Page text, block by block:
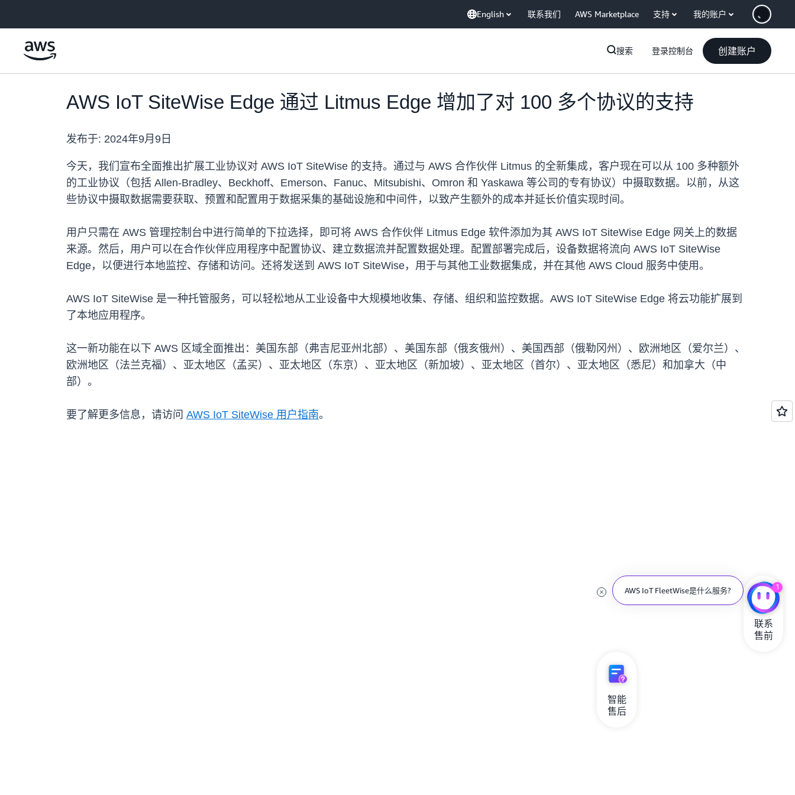
English 联系我们 AWS Marketplace 支持 我的账户
搜索 登录控制台 创建账户
AWS IoT SiteWise Edge 通过 Litmus Edge 增加了对 100 多个协议的支持
发布于: 2024年9月9日
今天，我们宣布全面推出扩展工业协议对 AWS IoT SiteWise 的支持。通过与 AWS 合作伙伴 Litmus 的全新集成，客户现在可以从 100 多种额外
的工业协议（包括 Allen-Bradley、Beckhoff、Emerson、Fanuc、Mitsubishi、Omron 和 Yaskawa 等公司的专有协议）中摄取数据。以前，从这
些协议中摄取数据需要获取、预置和配置用于数据采集的基础设施和中间件，以致产生额外的成本并延长价值实现时间。
用户只需在 AWS 管理控制台中进行简单的下拉选择，即可将 AWS 合作伙伴 Litmus Edge 软件添加为其 AWS IoT SiteWise Edge 网关上的数据
来源。然后，用户可以在合作伙伴应用程序中配置协议、建立数据流并配置数据处理。配置部署完成后，设备数据将流向 AWS IoT SiteWise
Edge，以便进行本地监控、存储和访问。还将发送到 AWS IoT SiteWise，用于与其他工业数据集成，并在其他 AWS Cloud 服务中使用。
AWS IoT SiteWise 是一种托管服务，可以轻松地从工业设备中大规模地收集、存储、组织和监控数据。AWS IoT SiteWise Edge 将云功能扩展到
了本地应用程序。
这一新功能在以下 AWS 区域全面推出：美国东部（弗吉尼亚州北部）、美国东部（俄亥俄州）、美国西部（俄勒冈州）、欧洲地区（爱尔兰）、
欧洲地区（法兰克福）、亚太地区（孟买）、亚太地区（东京）、亚太地区（新加坡）、亚太地区（首尔）、亚太地区（悉尼）和加拿大（中
部）。
要了解更多信息，请访问 AWS IoT SiteWise 用户指南。
AWS IoT FleetWise是什么服务? 1
联系
售前
智能
售后